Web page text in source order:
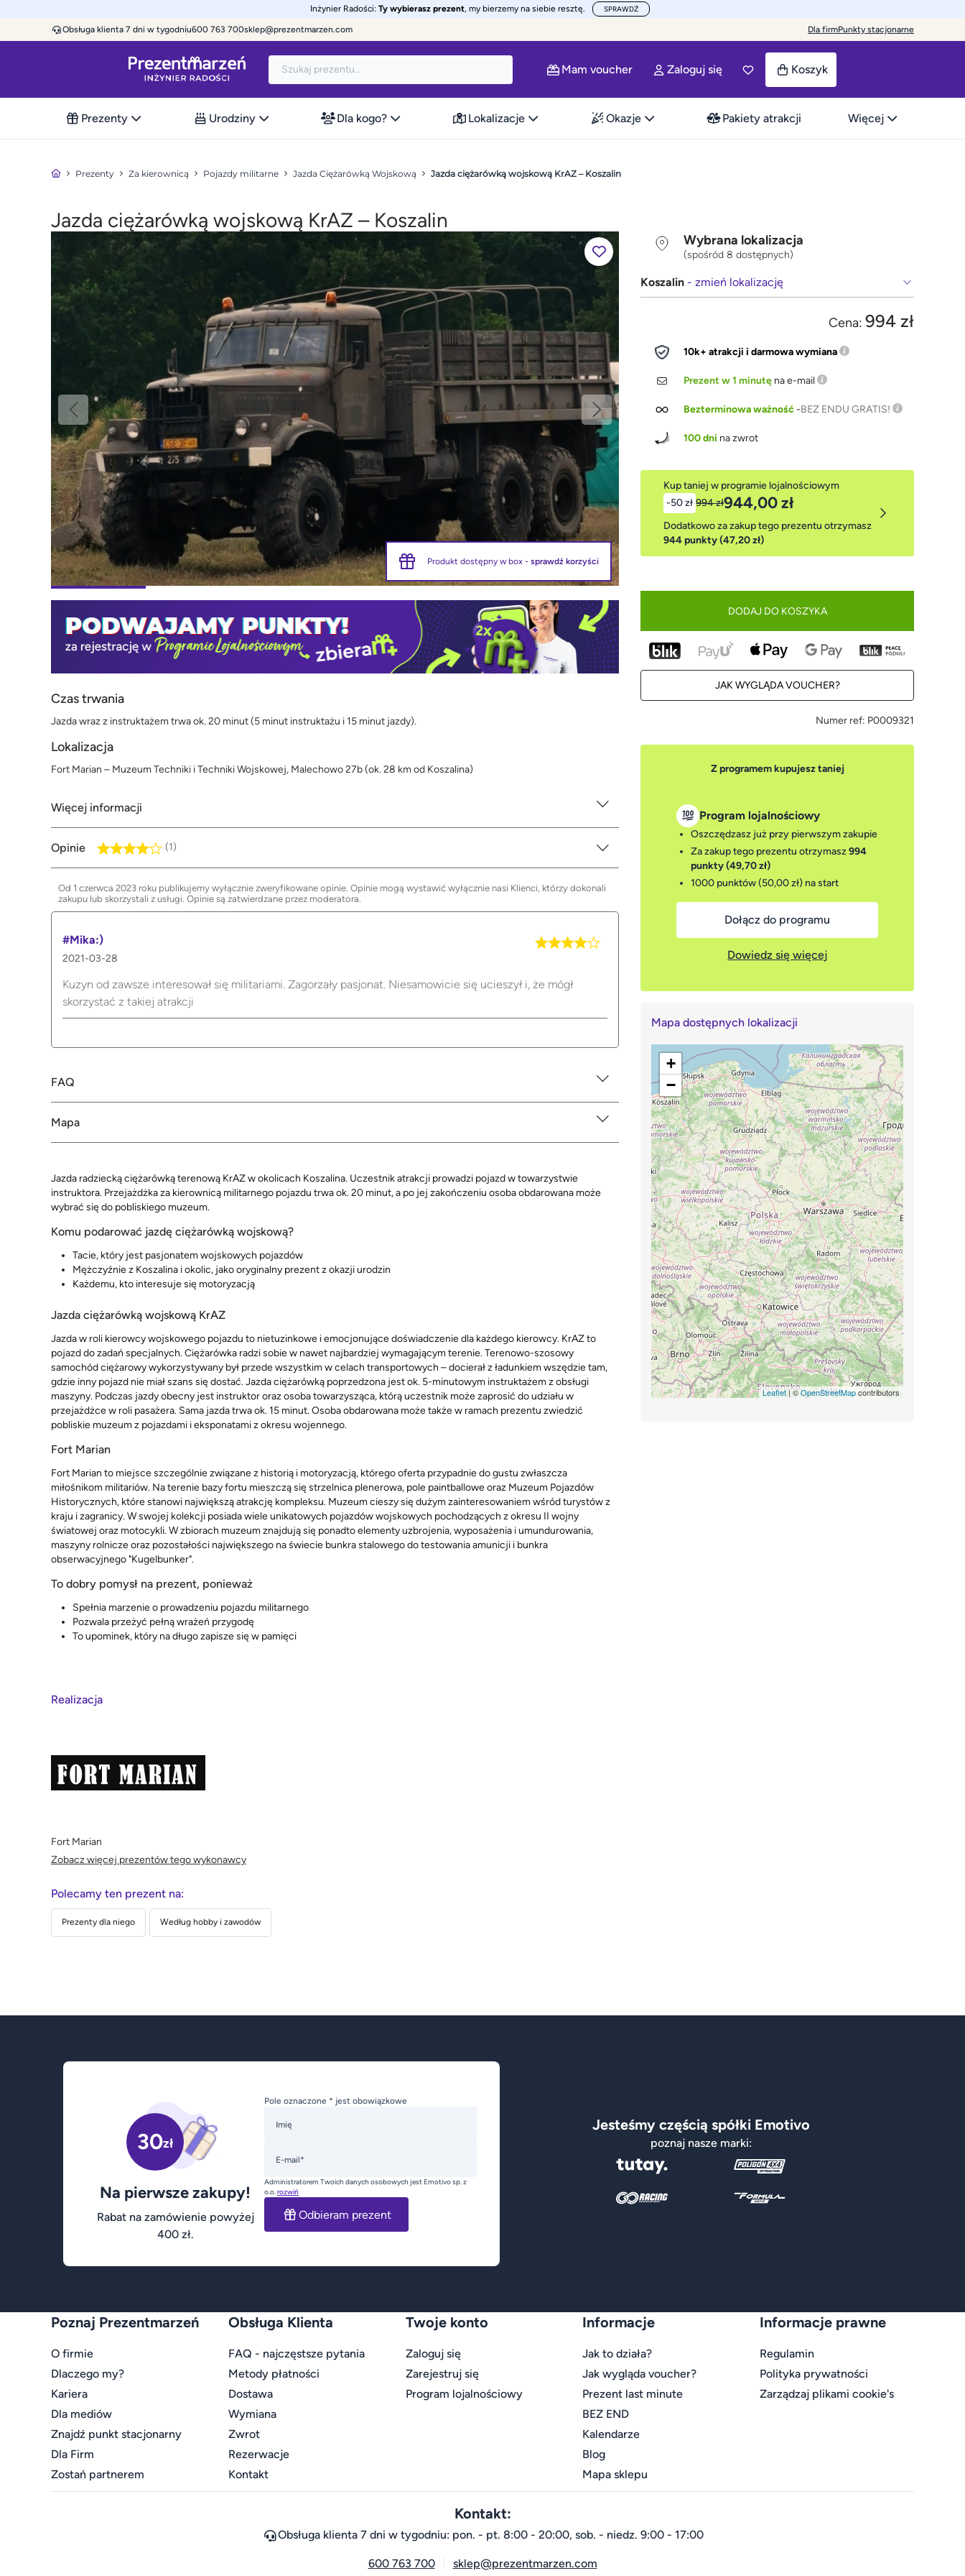
Inżynier Radości: Ty wybierasz prezent, my bierzemy na siebie resztę. SPRAWDŹ
Obsługa klienta 7 dni w tygodniu600 763 700sklep@prezentmarzen.com Dla firmPunkty stacjonarne
Mam voucher Zaloguj się Koszyk
Prezenty Urodziny Dla kogo? Lokalizacje Okazje Pakiety atrakcji Więcej
Prezenty Za kierownicą Pojazdy militarne Jazda Ciężarówką Wojskową Jazda ciężarówką wojskową KrAZ – Koszalin
Jazda ciężarówką wojskową KrAZ – Koszalin
Produkt dostępny w box -sprawdź korzyści
Czas trwania
Jazda wraz z instruktażem trwa ok. 20 minut (5 minut instruktażu i 15 minut jazdy).
Lokalizacja
Fort Marian – Muzeum Techniki i Techniki Wojskowej, Malechowo 27b (ok. 28 km od Koszalina)
Więcej informacji
Opinie (1)
Od 1 czerwca 2023 roku publikujemy wyłącznie zweryfikowane opinie. Opinie mogą wystawić wyłącznie nasi Klienci, którzy dokonali
zakupu lub skorzystali z usługi. Opinie są zatwierdzane przez moderatora.
#Mika:)
2021-03-28
Kuzyn od zawsze interesował się militariami. Zagorzały pasjonat. Niesamowicie się ucieszył i, że mógł
skorzystać z takiej atrakcji
FAQ
Mapa
Jazda radziecką ciężarówką terenową KrAZ w okolicach Koszalina. Uczestnik atrakcji prowadzi pojazd w towarzystwie
instruktora. Przejażdżka za kierownicą militarnego pojazdu trwa ok. 20 minut, a po jej zakończeniu osoba obdarowana może
wybrać się do pobliskiego muzeum.
Komu podarować jazdę ciężarówką wojskową?
Tacie, który jest pasjonatem wojskowych pojazdów
Mężczyźnie z Koszalina i okolic, jako oryginalny prezent z okazji urodzin
Każdemu, kto interesuje się motoryzacją
Jazda ciężarówką wojskową KrAZ
Jazda w roli kierowcy wojskowego pojazdu to nietuzinkowe i emocjonujące doświadczenie dla każdego kierowcy. KrAZ to
pojazd do zadań specjalnych. Ciężarówka radzi sobie w nawet najbardziej wymagającym terenie. Terenowo-szosowy
samochód ciężarowy wykorzystywany był przede wszystkim w celach transportowych – docierał z ładunkiem wszędzie tam,
gdzie inny pojazd nie miał szans się dostać. Jazda ciężarówką poprzedzona jest ok. 5-minutowym instruktażem z obsługi
maszyny. Podczas jazdy obecny jest instruktor oraz osoba towarzysząca, którą uczestnik może zaprosić do udziału w
przejażdżce w roli pasażera. Sama jazda trwa ok. 15 minut. Osoba obdarowana może także w ramach prezentu zwiedzić
pobliskie muzeum z pojazdami i eksponatami z okresu wojennego.
Fort Marian
Fort Marian to miejsce szczególnie związane z historią i motoryzacją, którego oferta przypadnie do gustu zwłaszcza
miłośnikom militariów. Na terenie bazy fortu mieszczą się strzelnica plenerowa, pole paintballowe oraz Muzeum Pojazdów
Historycznych, które stanowi największą atrakcję kompleksu. Muzeum cieszy się dużym zainteresowaniem wśród turystów z
kraju i zagranicy. W swojej kolekcji posiada wiele unikatowych pojazdów wojskowych pochodzących z okresu II wojny
światowej oraz motocykli. W zbiorach muzeum znajdują się ponadto elementy uzbrojenia, wyposażenia i umundurowania,
maszyny rolnicze oraz pozostałości największego na świecie bunkra stalowego do testowania amunicji i bunkra
obserwacyjnego "Kugelbunker".
To dobry pomysł na prezent, ponieważ
Spełnia marzenie o prowadzeniu pojazdu militarnego
Pozwala przeżyć pełną wrażeń przygodę
To upominek, który na długo zapisze się w pamięci
Realizacja
Fort Marian
Zobacz więcej prezentów tego wykonawcy
Polecamy ten prezent na:
Prezenty dla niego Według hobby i zawodów
Wybrana lokalizacja
(spośród 8 dostępnych)
Koszalin - zmień lokalizację
Cena: 994 zł
10k+ atrakcji i darmowa wymiana
Prezent w 1 minutę na e-mail
Bezterminowa ważność-BEZ ENDU GRATIS!
100 dni na zwrot
Kup taniej w programie lojalnościowym
-50 zł 994 zł944,00 zł
Dodatkowo za zakup tego prezentu otrzymasz
944 punkty (47,20 zł)
DODAJ DO KOSZYKA
JAK WYGLĄDA VOUCHER?
Numer ref: P0009321
Z programem kupujesz taniej
Program lojalnościowy
Oszczędzasz już przy pierwszym zakupie
Za zakup tego prezentu otrzymasz994
punkty (49,70 zł)
1000 punktów (50,00 zł) na start
Dołącz do programu
Dowiedz się więcej
Mapa dostępnych lokalizacji
+
−
Leaflet| ©OpenStreetMapcontributors
30zł
Na pierwsze zakupy!
Rabat na zamówienie powyżej
400 zł.
Pole oznaczone * jest obowiązkowe
Imię
E-mail*
Administratorem Twoich danych osobowych jest Emotivo sp. z
o.o.rozwiń
Odbieram prezent
Jesteśmy częścią spółki Emotivo
poznaj nasze marki:
Poznaj Prezentmarzeń
O firmie
Dlaczego my?
Kariera
Dla mediów
Znajdź punkt stacjonarny
Dla Firm
Zostań partnerem
Obsługa Klienta
FAQ - najczęstsze pytania
Metody płatności
Dostawa
Wymiana
Zwrot
Rezerwacje
Kontakt
Twoje konto
Zaloguj się
Zarejestruj się
Program lojalnościowy
Informacje
Jak to działa?
Jak wygląda voucher?
Prezent last minute
BEZ END
Kalendarze
Blog
Mapa sklepu
Informacje prawne
Regulamin
Polityka prywatności
Zarządzaj plikami cookie's
Kontakt:
Obsługa klienta 7 dni w tygodniu: pon. - pt. 8:00 - 20:00, sob. - niedz. 9:00 - 17:00
600 763 700 sklep@prezentmarzen.com